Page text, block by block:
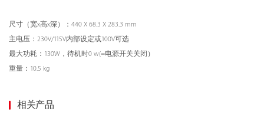
尺寸（宽x高x深）：440 X 68.3 X 283.3 mm
主电压：230V/115V内部设定或100V可选
最大功耗：130W，待机时0 w(=电源开关关闭）
重量：10.5 kg
相关产品